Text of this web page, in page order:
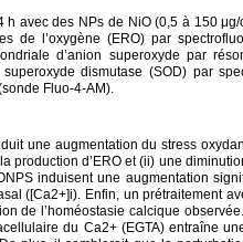
h avec des NPs de NiO (0,5 à 150 μg/
de l’oxygène (ERO) par
d’anion superoxyde par
dismutase (SOD) par
Fluo-4-AM).
une augmentation du stress
production d’ERO et (ii) une
induisent une augmentation
([Ca2+]i). Enfin, un prétraitement
de l’homéostasie calcique
du Ca2+ (EGTA) entraîne